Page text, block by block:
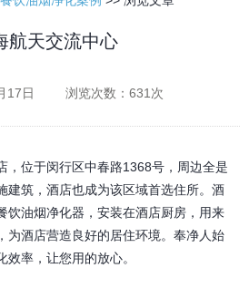
航天交流中心
17日 浏览次数： 631次
，位于闵行区中春路1368号，周边全是
建筑，酒店也成为该区域首选住所。酒
饮油烟净化器，安装在酒店厨房，用来
为酒店营造良好的居住环境。奉净人始
率，让您用的放心。